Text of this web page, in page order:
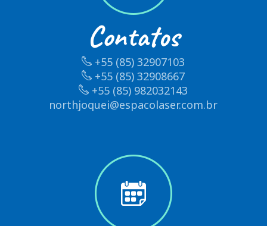
Contatos
+55 (85) 32907103
+55 (85) 32908667
+55 (85) 982032143
northjoquei@espacolaser.com.br